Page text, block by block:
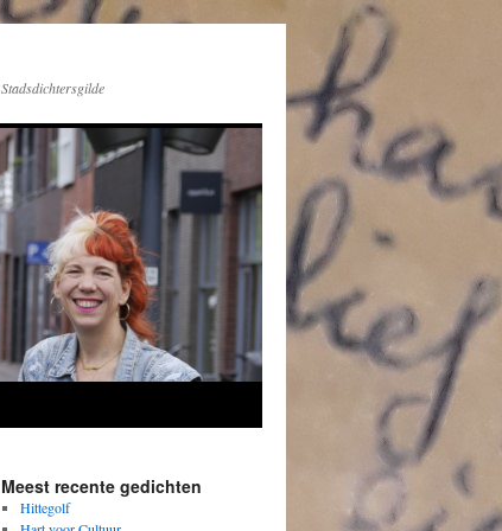
Stadsdichtersgilde
Meest recente gedichten
Hittegolf